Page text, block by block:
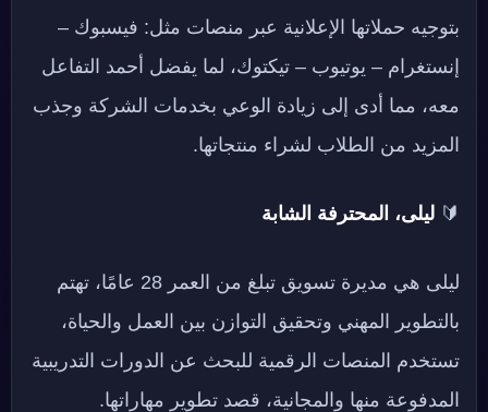
بتوجيه حملاتها الإعلانية عبر منصات مثل: فيسبوك –
إنستغرام – يوتيوب – تيكتوك، لما يفضل أحمد التفاعل
معه، مما أدى إلى زيادة الوعي بخدمات الشركة وجذب
المزيد من الطلاب لشراء منتجاتها.
🔰 ليلى، المحترفة الشابة
ليلى هي مديرة تسويق تبلغ من العمر 28 عامًا، تهتم
بالتطوير المهني وتحقيق التوازن بين العمل والحياة،
تستخدم المنصات الرقمية للبحث عن الدورات التدريبية
المدفوعة منها والمجانية، قصد تطوير مهاراتها.